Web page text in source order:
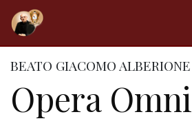
BEATO GIACOMO ALBERIONE
Opera